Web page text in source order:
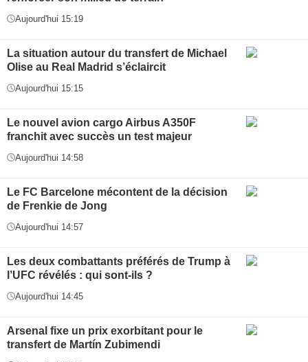
Aujourd'hui 15:19
La situation autour du transfert de Michael
Olise au Real Madrid s’éclaircit
Aujourd'hui 15:15
Le nouvel avion cargo Airbus A350F
franchit avec succès un test majeur
Aujourd'hui 14:58
Le FC Barcelone mécontent de la décision
de Frenkie de Jong
Aujourd'hui 14:57
Les deux combattants préférés de Trump à
l’UFC révélés : qui sont-ils ?
Aujourd'hui 14:45
Arsenal fixe un prix exorbitant pour le
transfert de Martín Zubimendi